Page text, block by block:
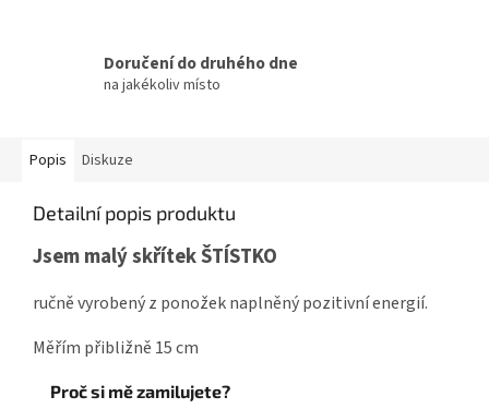
Doručení do druhého dne
na jakékoliv místo
Popis Diskuze
Detailní popis produktu
Jsem malý skřítek ŠTÍSTKO
ručně vyrobený z ponožek naplněný pozitivní energií.
Měřím přibližně 15 cm
Proč si mě zamilujete?